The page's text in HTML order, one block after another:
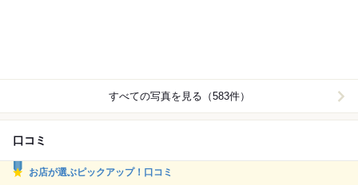
すべての写真を見る（583件）
口コミ
お店が選ぶピックアップ！口コミ